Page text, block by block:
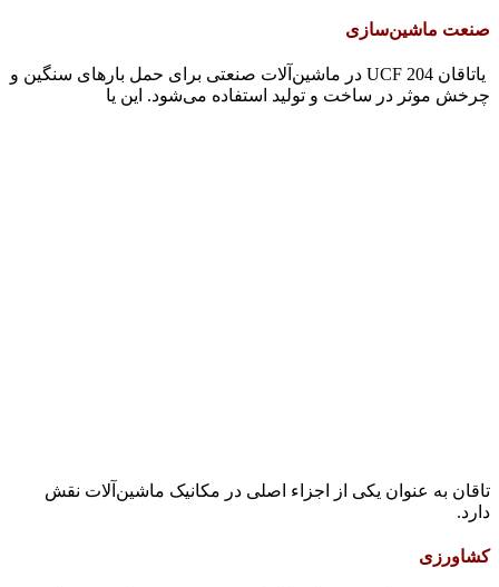
صنعت ماشین‌سازی
یاتاقان UCF 204 در ماشین‌آلات صنعتی برای حمل بارهای سنگین و
چرخش موثر در ساخت و تولید استفاده می‌شود. این یا
تاقان به عنوان یکی از اجزاء اصلی در مکانیک ماشین‌آلات نقش
دارد.
کشاورزی